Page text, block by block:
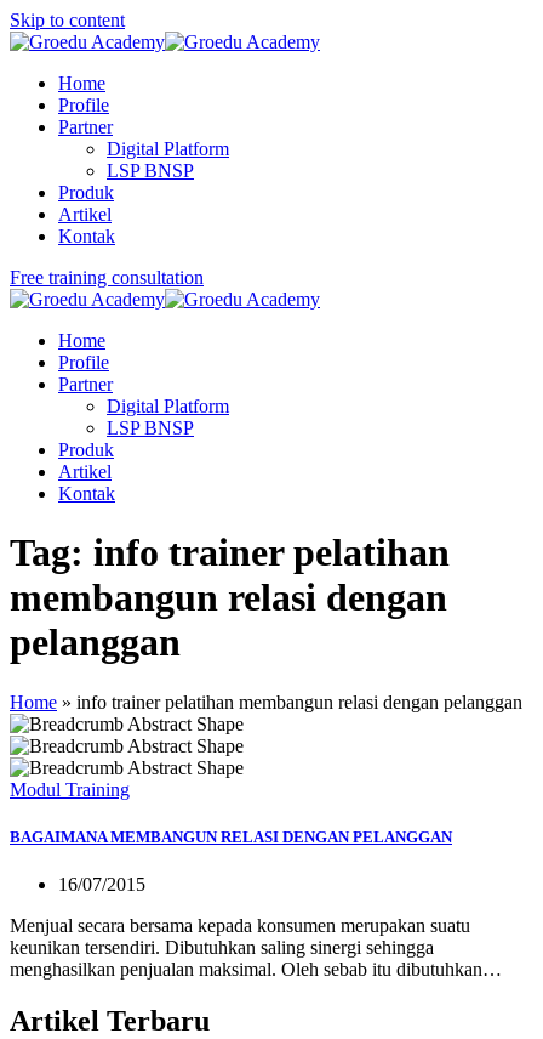
Skip to content
Home
Profile
Partner
Digital Platform
LSP BNSP
Produk
Artikel
Kontak
Free training consultation
Home
Profile
Partner
Digital Platform
LSP BNSP
Produk
Artikel
Kontak
Tag: info trainer pelatihan
membangun relasi dengan
pelanggan
Home » info trainer pelatihan membangun relasi dengan pelanggan
Modul Training
BAGAIMANA MEMBANGUN RELASI DENGAN PELANGGAN
16/07/2015
Menjual secara bersama kepada konsumen merupakan suatu
keunikan tersendiri. Dibutuhkan saling sinergi sehingga
menghasilkan penjualan maksimal. Oleh sebab itu dibutuhkan…
Artikel Terbaru